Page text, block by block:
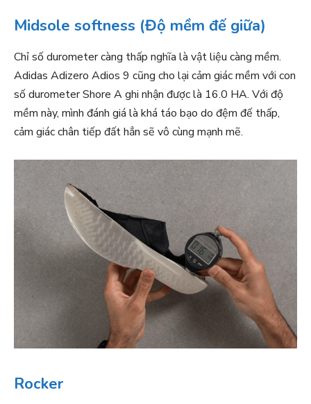
Midsole softness (Độ mềm đế giữa)
Chỉ số durometer càng thấp nghĩa là vật liệu càng mềm.
Adidas Adizero Adios 9 cũng cho lại cảm giác mềm với con
số durometer Shore A ghi nhận được là 16.0 HA. Với độ
mềm này, mình đánh giá là khá táo bạo do đệm đế thấp,
cảm giác chân tiếp đất hẳn sẽ vô cùng mạnh mẽ.
Rocker